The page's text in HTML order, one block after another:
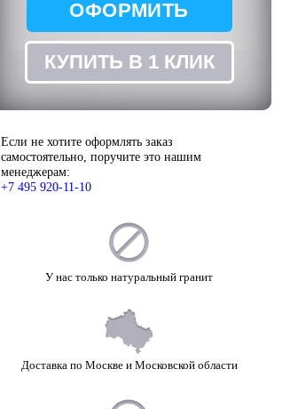
ОФОРМИТЬ
ЗАКАЗ
КУПИТЬ В 1 КЛИК
Если не хотите оформлять заказ
самостоятельно, поручите это нашим
менеджерам:
+7 495 920-11-10
У нас только натуральный гранит
Доставка по Москве и Московской области